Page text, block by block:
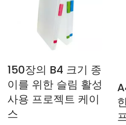
150장의 B4 크기 종
이를 위한 슬림 활성
사용 프로젝트 케이
스